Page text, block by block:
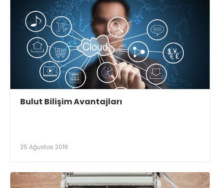
Bulut Bilişim Avantajları
25 Ağustos 2016